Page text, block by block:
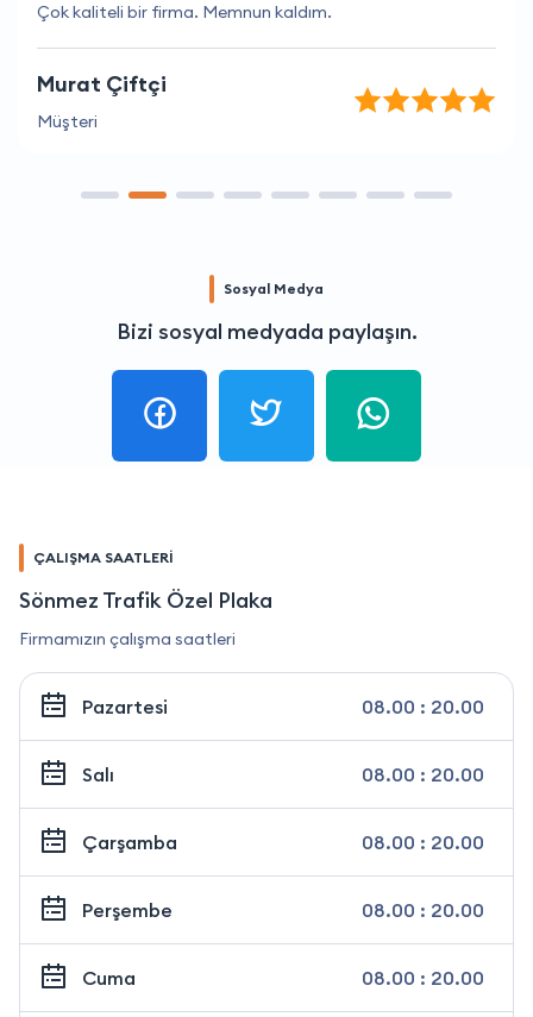
Çok kaliteli bir firma. Memnun kaldım.
Murat Çiftçi
Müşteri
Sosyal Medya
Bizi sosyal medyada paylaşın.
ÇALIŞMA SAATLERİ
Sönmez Trafik Özel Plaka
Firmamızın çalışma saatleri
Pazartesi 08.00 : 20.00
Salı 08.00 : 20.00
Çarşamba 08.00 : 20.00
Perşembe 08.00 : 20.00
Cuma 08.00 : 20.00